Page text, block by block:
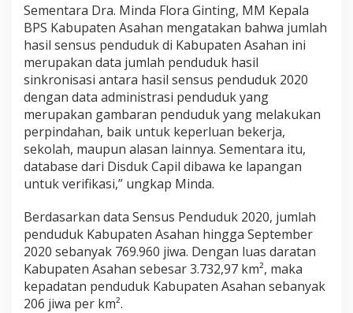
a
r
Sementara Dra. Minda Flora Ginting, MM Kepala
BPS Kabupaten Asahan mengatakan bahwa jumlah
hasil sensus penduduk di Kabupaten Asahan ini
merupakan data jumlah penduduk hasil
sinkronisasi antara hasil sensus penduduk 2020
dengan data administrasi penduduk yang
merupakan gambaran penduduk yang melakukan
perpindahan, baik untuk keperluan bekerja,
sekolah, maupun alasan lainnya. Sementara itu,
database dari Disduk Capil dibawa ke lapangan
untuk verifikasi,” ungkap Minda.
Berdasarkan data Sensus Penduduk 2020, jumlah
penduduk Kabupaten Asahan hingga September
2020 sebanyak 769.960 jiwa. Dengan luas daratan
Kabupaten Asahan sebesar 3.732,97 km², maka
kepadatan penduduk Kabupaten Asahan sebanyak
206 jiwa per km².